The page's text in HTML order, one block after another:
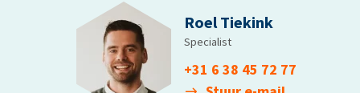
Roel Tiekink
Specialist
+31 6 38 45 72 77